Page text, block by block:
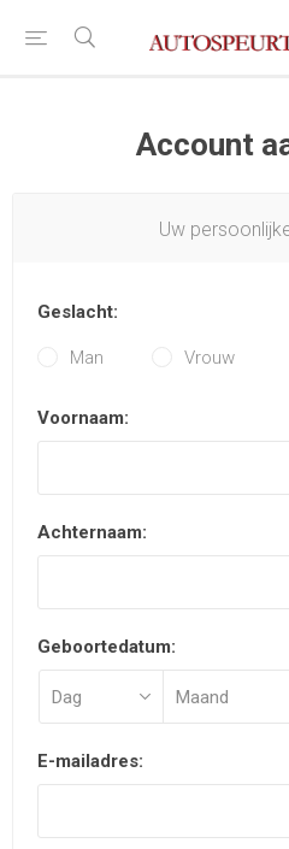
Account
Uw
Geslacht:
Man Vrouw
Voornaam:
Achternaam:
Geboortedatum:
E-mailadres: